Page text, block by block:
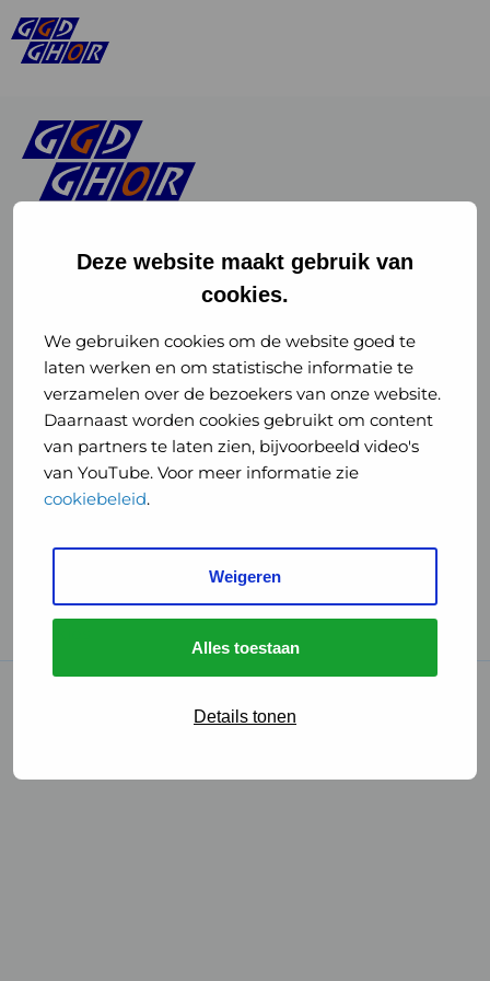
Deze website maakt gebruik van
cookies.
We gebruiken cookies om de website goed te
laten werken en om statistische informatie te
verzamelen over de bezoekers van onze website.
Daarnaast worden cookies gebruikt om content
van partners te laten zien, bijvoorbeeld video's
van YouTube. Voor meer informatie zie
cookiebeleid.
Weigeren
Alles toestaan
Details tonen
of
GGD
GHOR
Nederland
Instagram
of
GGD
GHOR
Nederland
GGD Reizen op social media
GGD Reizen
GGD Reisvaccinaties